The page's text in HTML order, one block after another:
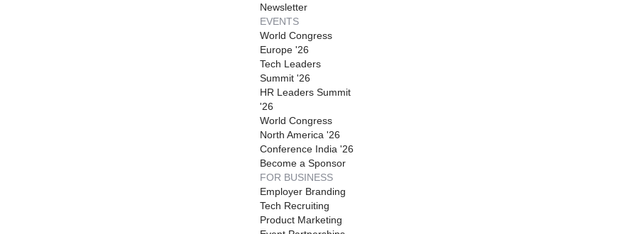
Newsletter
EVENTS
World Congress
Europe '26
Tech Leaders
Summit '26
HR Leaders Summit
'26
World Congress
North America '26
Conference India '26
Become a Sponsor
FOR BUSINESS
Employer Branding
Tech Recruiting
Product Marketing